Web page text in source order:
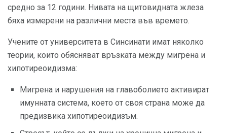
средно за 12 години. Нивата на щитовидната жлеза
бяха измерени на различни места във времето.
Учените от университета в Синсинати имат няколко
теории, които обясняват връзката между мигрена и
хипотиреоидизма:
Мигрена и нарушения на главоболието активират
имунната система, което от своя страна може да
предизвика хипотиреоидизъм.